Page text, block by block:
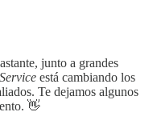
junto a grandes
está cambiando los
Te dejamos algunos
👋